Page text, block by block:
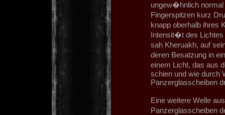
ungew�hnlich
Fingerspitzen kurz
knapp oberhalb ihres
Intensit�t des
sah Kheruakh, auf
deren Besatzung in
einem Licht, das aus
schien und wie durch
Panzerglasscheiben
Eine weitere Welle
Panzerglasscheiben